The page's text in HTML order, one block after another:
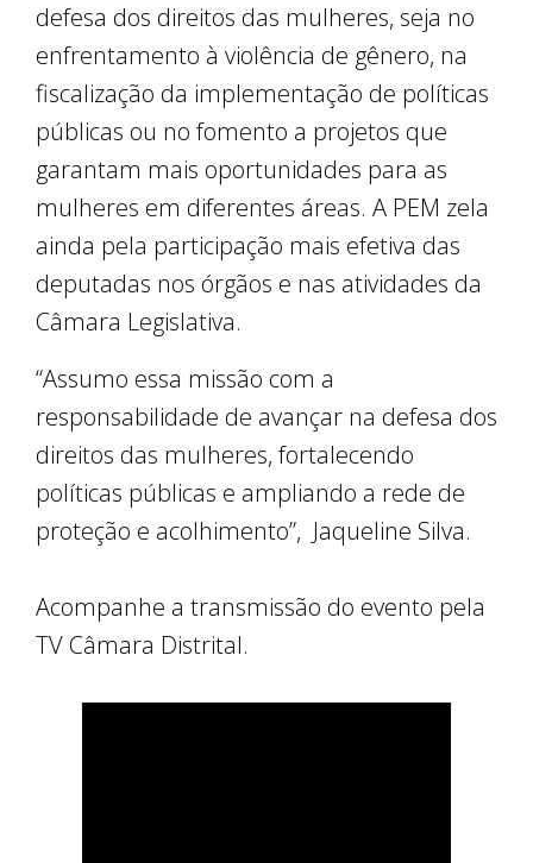
defesa dos direitos das mulheres, seja no
enfrentamento à violência de gênero, na
fiscalização da implementação de políticas
públicas ou no fomento a projetos que
garantam mais oportunidades para as
mulheres em diferentes áreas. A PEM zela
ainda pela participação mais efetiva das
deputadas nos órgãos e nas atividades da
Câmara Legislativa.
“Assumo essa missão com a
responsabilidade de avançar na defesa dos
direitos das mulheres, fortalecendo
políticas públicas e ampliando a rede de
proteção e acolhimento”, Jaqueline Silva.
Acompanhe a transmissão do evento pela
TV Câmara Distrital.